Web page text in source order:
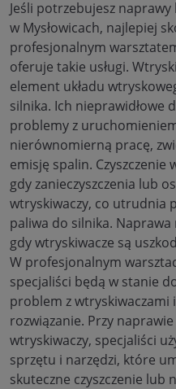
Jeśli potrzebujesz
w Mysłowicach, najlepiej
profesjonalnym
oferuje takie usługi.
element układu
silnika. Ich nieprawidłowe
problemy z
nierównomierną pracę,
emisję spalin. Czyszczenie
gdy zanieczyszczenia lub
wtryskiwaczy, co utrudnia
paliwa do silnika.
gdy wtryskiwacze są
W profesjonalnym
specjaliści będą w stanie
problem z wtryskiwaczami
rozwiązanie. Przy
wtryskiwaczy, specjaliści
sprzętu i narzędzi, które
skuteczne czyszczenie lub